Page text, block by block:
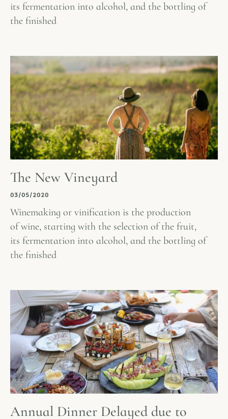
its fermentation into alcohol, and the bottling of
the finished
The New Vineyard
03/05/2020
Winemaking or vinification is the production
of wine, starting with the selection of the fruit,
its fermentation into alcohol, and the bottling of
the finished
Annual Dinner Delayed due to